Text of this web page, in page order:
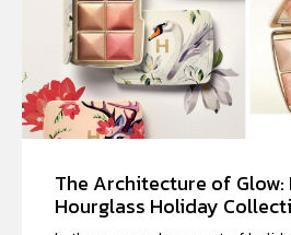
The Architecture of Glow:
Hourglass Holiday